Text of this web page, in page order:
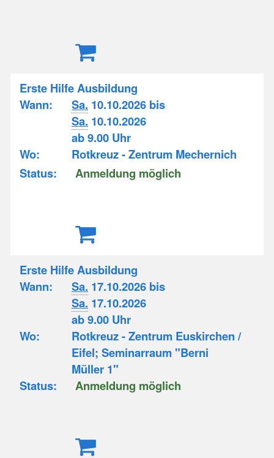
Erste Hilfe Ausbildung
Wann:
Sa. 10.10.2026 bis
Sa. 10.10.2026
ab 9.00 Uhr
Wo:
Rotkreuz - Zentrum Mechernich
Status:
Anmeldung möglich
Erste Hilfe Ausbildung
Wann:
Sa. 17.10.2026 bis
Sa. 17.10.2026
ab 9.00 Uhr
Wo:
Rotkreuz - Zentrum Euskirchen /
Eifel; Seminarraum "Berni
Müller 1"
Status:
Anmeldung möglich